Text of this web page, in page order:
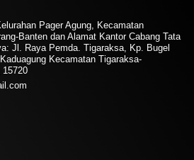
Pager Agung, Kecamatan
Banten dan Alamat Kantor Cabang Tata
Jl. Raya Pemda. Tigaraksa, Kp. Bugel
Kecamatan Tigaraksa-
15720